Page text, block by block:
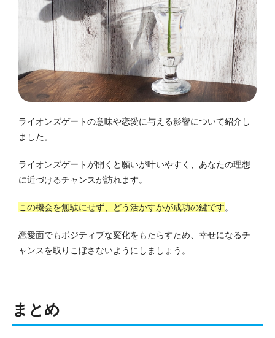
ライオンズゲートの意味や恋愛に与える影響について紹介し
ました。
ライオンズゲートが開くと願いが叶いやすく、あなたの理想
に近づけるチャンスが訪れます。
この機会を無駄にせず、どう活かすかが成功の鍵です。
恋愛面でもポジティブな変化をもたらすため、幸せになるチ
ャンスを取りこぼさないようにしましょう。
まとめ